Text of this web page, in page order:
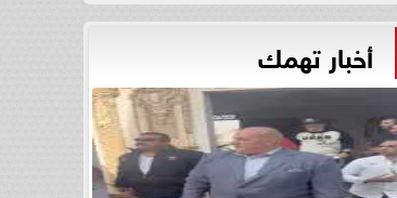
أخبار تهمك